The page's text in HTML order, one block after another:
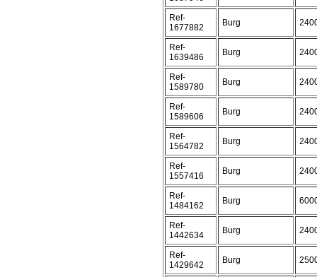
Ref-
1677882
Burg
Ref-
1639486
Burg
Ref-
1589780
Burg
Ref-
1589606
Burg
Ref-
1564782
Burg
Ref-
1557416
Burg
Ref-
1484162
Burg
Ref-
1442634
Burg
Ref-
1429642
Burg